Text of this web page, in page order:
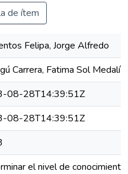
de ítem
Felipa, Jorge Alfredo
Carrera, Fatima Sol Medalí
08-28T14:39:51Z
08-28T14:39:51Z
el nivel de